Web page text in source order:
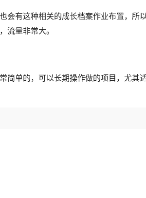
会有这种相关的成长档案作业布置，所
流量非常大。
简单的，可以长期操作做的项目，尤其